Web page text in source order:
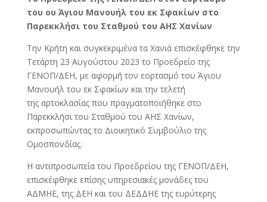
του ου Άγιου Μανουήλ του εκ Σφακίων στο
Παρεκκλήσι του Σταθμού του ΑΗΣ Χανίων
Την Κρήτη και συγκεκριμένα τα Χανιά επισκέφθηκε την
Τετάρτη 23 Αυγούστου 2023 το Προεδρείο της
ΓΕΝΟΠ/ΔΕΗ, με αφορμή τον εορτασμό του Άγιου
Μανουήλ του εκ Σφακίων και την τελετή
της αρτοκλασίας που πραγματοποιήθηκε στο
Παρεκκλήσι του Σταθμού του ΑΗΣ Χανίων,
εκπροσωπώντας το Διοικητικό Συμβούλιο της
Ομοσπονδίας.
Η αντιπροσωπεία του Προεδρείου της ΓΕΝΟΠ/ΔΕΗ,
επισκέφθηκε επίσης υπηρεσιακές μονάδες του
ΑΔΜΗΕ, της ΔΕΗ και του ΔΕΔΔΗΕ της ευρύτερης